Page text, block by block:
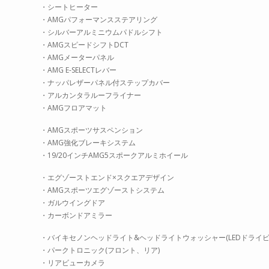
・シートヒーター
・AMGパフォーマンスステアリング
・シルバーアルミニウムパドルシフト
・AMGスピードシフトDCT
・AMGメーターパネル
・AMG E-SELECTレバー
・ナッパレザーパネル付ステップカバー
・アルカンタラルーフライナー
・AMGフロアマット
・AMGスポーツサスペンション
・AMG強化ブレーキシステム
・19/20インチAMG5スポークアルミホイール
・エグゾーストエンド×スクエアデザイン
・AMGスポーツエグゾーストシステム
・ガルウイングドア
・カーボンドアミラー
・バイキセノンヘッドライト&ヘッドライトウォッシャー(LEDドライ
・パークトロニック(フロント、リア)
・リアビューカメラ